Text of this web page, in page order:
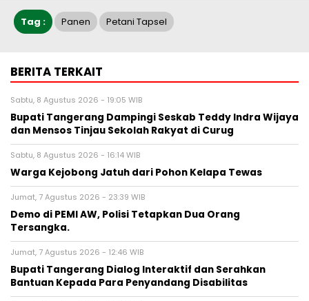
Tag : Panen Petani Tapsel
BERITA TERKAIT
Sabtu, 8 Agustus 2026 - 19:05 WIB
Bupati Tangerang Dampingi Seskab Teddy Indra Wijaya
dan Mensos Tinjau Sekolah Rakyat di Curug
Sabtu, 8 Agustus 2026 - 16:14 WIB
Warga Kejobong Jatuh dari Pohon Kelapa Tewas
Jumat, 7 Agustus 2026 - 23:39 WIB
Demo di PEMI AW, Polisi Tetapkan Dua Orang
Tersangka.
Jumat, 7 Agustus 2026 - 12:46 WIB
Bupati Tangerang Dialog Interaktif dan Serahkan
Bantuan Kepada Para Penyandang Disabilitas